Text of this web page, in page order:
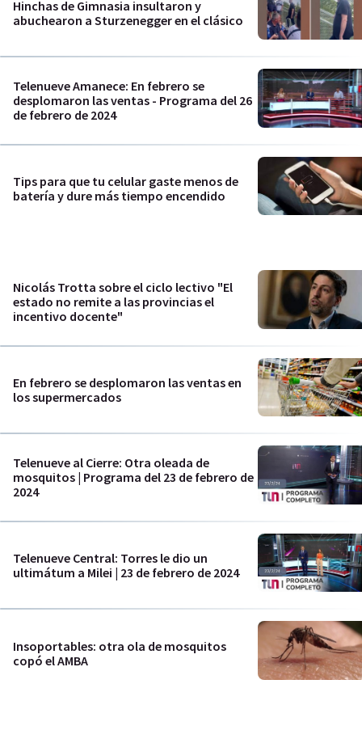
Hinchas de Gimnasia insultaron y
abuchearon a Sturzenegger en el clásico
Telenueve Amanece: En febrero se
desplomaron las ventas - Programa del 26
de febrero de 2024
Tips para que tu celular gaste menos de
batería y dure más tiempo encendido
Nicolás Trotta sobre el ciclo lectivo "El
estado no remite a las provincias el
incentivo docente"
En febrero se desplomaron las ventas en
los supermercados
Telenueve al Cierre: Otra oleada de
mosquitos | Programa del 23 de febrero de
2024
Telenueve Central: Torres le dio un
ultimátum a Milei | 23 de febrero de 2024
Insoportables: otra ola de mosquitos
copó el AMBA